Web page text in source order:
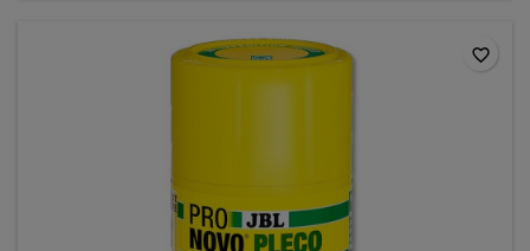
favorite_border